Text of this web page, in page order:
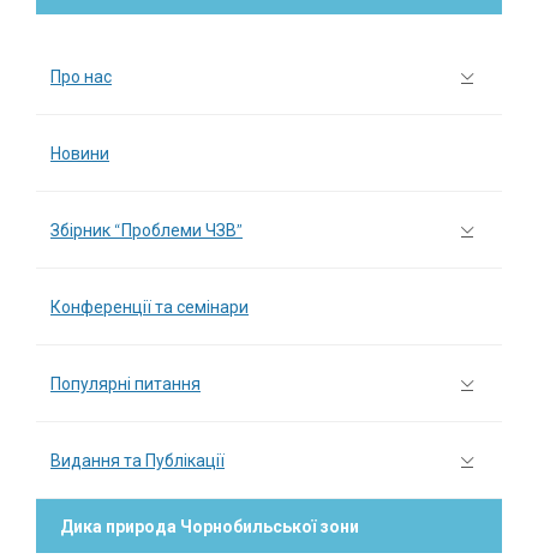
Про нас
Новини
Збірник “Проблеми ЧЗВ”
Конференції та семінари
Популярні питання
Видання та Публікації
Дика природа Чорнобильської зони